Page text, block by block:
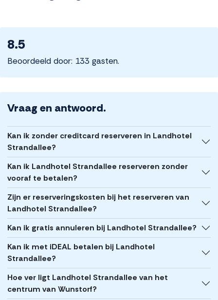
8.5
Beoordeeld door: 133 gasten.
Vraag en antwoord.
Kan ik zonder creditcard reserveren in Landhotel
Strandallee?
Kan ik Landhotel Strandallee reserveren zonder
vooraf te betalen?
Zijn er reserveringskosten bij het reserveren van
Landhotel Strandallee?
Kan ik gratis annuleren bij Landhotel Strandallee?
Kan ik met iDEAL betalen bij Landhotel
Strandallee?
Hoe ver ligt Landhotel Strandallee van het
centrum van Wunstorf?